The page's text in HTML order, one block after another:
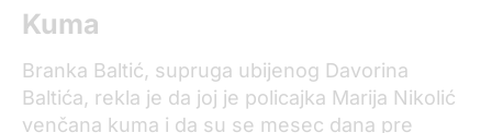
Kuma
Branka Baltić, supruga ubijenog Davorina
Baltića, rekla je da joj je policajka Marija Nikolić
venčana kuma i da su se mesec dana pre